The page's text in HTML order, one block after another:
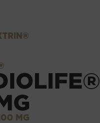
MG